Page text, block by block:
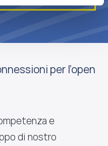
per l’open
e
di nostro